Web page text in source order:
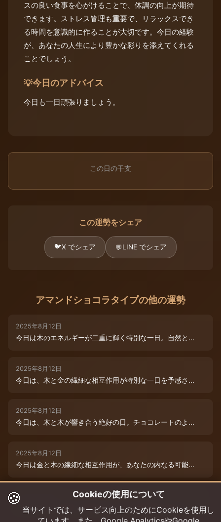
スの良い食事を心がけることで、体調の向上が期待
できます。ストレス管理も重要で、リラックスでき
る時間を意識的に作ることが大切です。今日の経験
が、あなたの人生により豊かな彩りを添えてくれる
ことでしょう。
💡今日のアドバイス
今日も一日頑張りましょう。
この日の干支
この運勢をシェア
🐦X でシェア 💬LINE でシェア
アマンドショコラタイプの他の運勢
2025年8月12日
今日は木のエネルギーが二重に輝く特別な一日。自然と...
2025年8月12日
今日は、木と金の繊細な相互作用が特別な一日を予感さ...
2025年8月12日
今日は、木と木が響き合う絶好の日。チョコレートのよ...
2025年8月12日
今日は金と木の繊細な相互作用が、あなたの内なる可能...
2025年8月9日
今日は木と木が重なる特別な日。内なる創造性が高まり...
🍪 Cookieの使用について
当サイトでは、サービス向上のためにCookieを使用し